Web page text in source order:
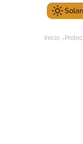
Inicio